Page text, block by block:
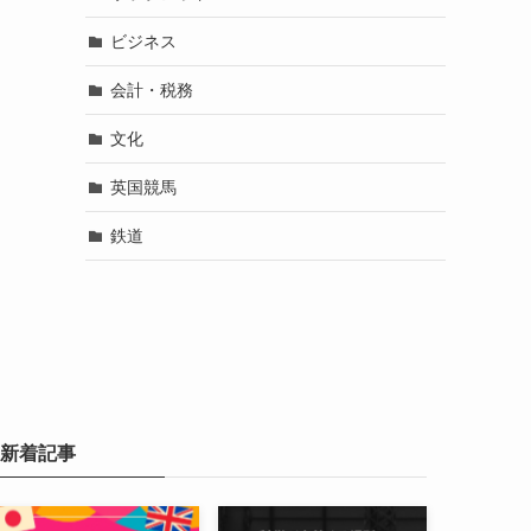
ビジネス
会計・税務
文化
英国競馬
鉄道
新着記事